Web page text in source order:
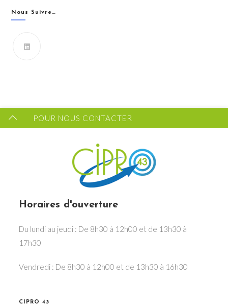
Nous Suivre…
Vous souhaitez recevoir les dernières infos du CIPRO
POUR NOUS CONTACTER
Horaires d'ouverture
Du lundi au jeudi : De 8h30 à 12h00 et de 13h30 à
17h30
Vendredi : De 8h30 à 12h00 et de 13h30 à 16h30
CIPRO 43